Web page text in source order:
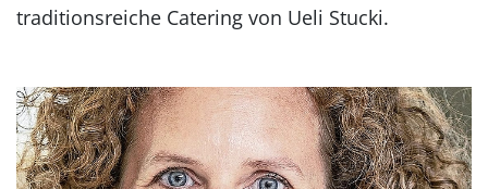
traditionsreiche Catering von Ueli Stucki.